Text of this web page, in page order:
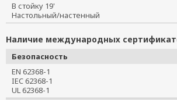
В стойку 19'
Настольный/настенный
Наличие международных
Безопасность
EN 62368-1
IEC 62368-1
UL 62368-1